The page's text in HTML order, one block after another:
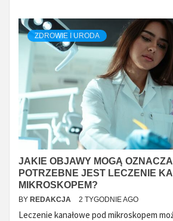
ZDROWIE I URODA
JAKIE OBJAWY MOGĄ
POTRZEBNE JEST LECZENIE
MIKROSKOPEM?
BY REDAKCJA 2 TYGODNIE AGO
Leczenie kanałowe pod mikroskopem